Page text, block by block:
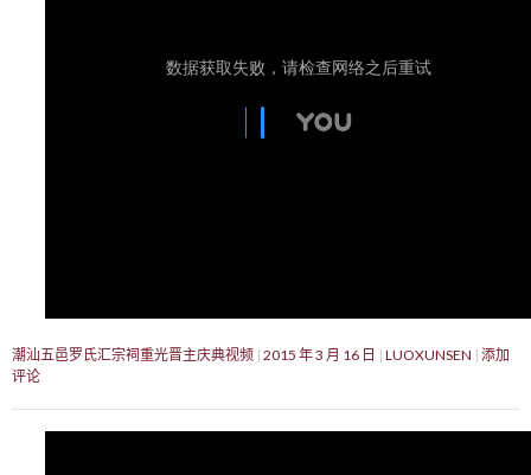
潮汕五邑罗氏汇宗祠重光晋主庆典视频 2015 年 3 月 16 日 LUOXUNSEN 添加
评论